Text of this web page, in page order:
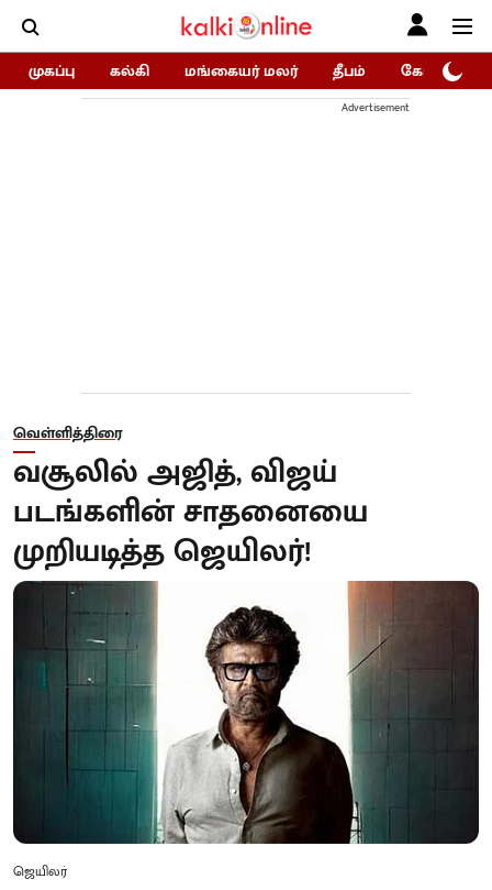
முகப்பு கல்கி மங்கையர் மலர் தீபம் கோகுலம்/
Advertisement
வெள்ளித்திரை
வசூலில் அஜித், விஜய்
படங்களின் சாதனையை
முறியடித்த ஜெயிலர்!
ஜெயிலர்